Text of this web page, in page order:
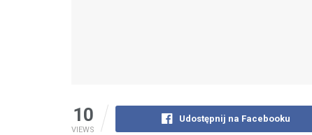
10
VIEWS
Udostępnij na Facebooku